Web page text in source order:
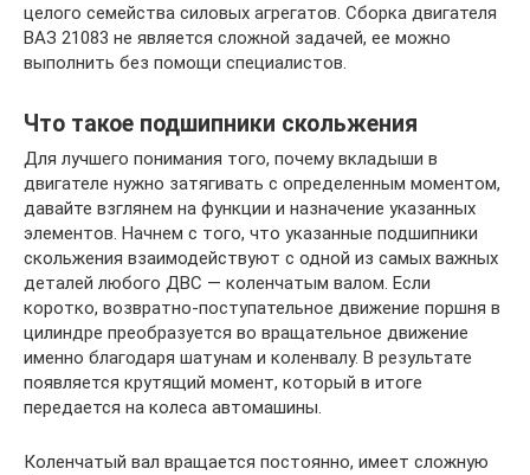
целого семейства силовых агрегатов. Сборка двигателя
ВАЗ 21083 не является сложной задачей, ее можно
выполнить без помощи специалистов.
Что такое подшипники скольжения
Для лучшего понимания того, почему вкладыши в
двигателе нужно затягивать с определенным моментом,
давайте взглянем на функции и назначение указанных
элементов. Начнем с того, что указанные подшипники
скольжения взаимодействуют с одной из самых важных
деталей любого ДВС — коленчатым валом. Если
коротко, возвратно-поступательное движение поршня в
цилиндре преобразуется во вращательное движение
именно благодаря шатунам и коленвалу. В результате
появляется крутящий момент, который в итоге
передается на колеса автомашины.
Коленчатый вал вращается постоянно, имеет сложную